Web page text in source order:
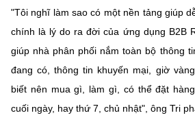
"Tôi nghĩ làm sao có một nền tảng giúp
chính là lý do ra đời của ứng dụng B2B
giúp nhà phân phối nắm toàn bộ thông
đang có, thông tin khuyến mại, giờ
biết nên mua gì, làm gì, có thể đặt
cuối ngày, hay thứ 7, chủ nhật", ông Tri